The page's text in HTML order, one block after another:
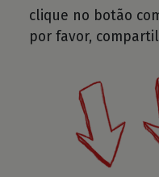
clique no botão
por favor,